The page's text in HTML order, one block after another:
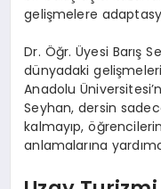
gelişmelere
Dr. Öğr. Üyesi Barış
dünyadaki
Anadolu
Seyhan, dersin
kalmayıp,
anlamalarına